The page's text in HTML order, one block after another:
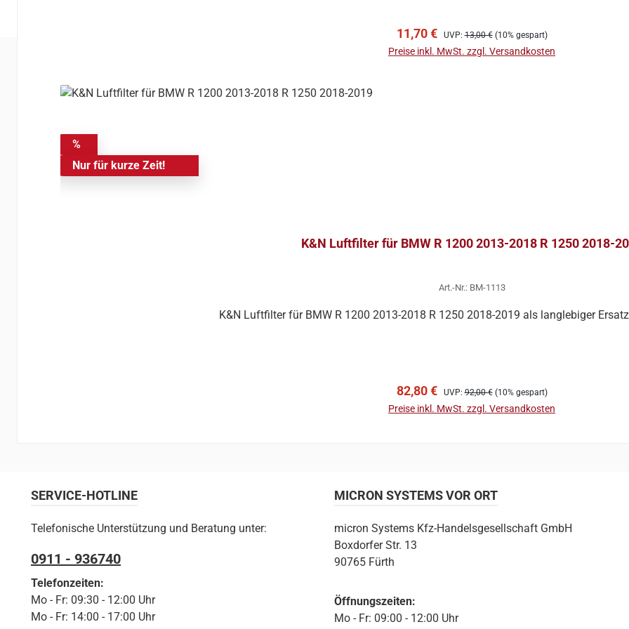
Verkaufspreis:
11,70 € Regulärer Preis:
UVP:13,00 € (10% gespart)
Preise inkl. MwSt. zzgl. Versandkosten
%
Nur für kurze Zeit!
K&N Luftfilter für BMW R 1200 2013-2018 R 1250 2018-
Art.-Nr.: BM-1113
K&N Luftfilter für BMW R 1200 2013-2018 R 1250 2018-2019 als langlebiger
Verkaufspreis:
82,80 € Regulärer Preis:
UVP:92,00 € (10% gespart)
Preise inkl. MwSt. zzgl. Versandkosten
SERVICE-HOTLINE
Telefonische Unterstützung und Beratung unter:
0911 - 936740
Telefonzeiten:
Mo - Fr: 09:30 - 12:00 Uhr
Mo - Fr: 14:00 - 17:00 Uhr
MICRON SYSTEMS VOR ORT
micron Systems Kfz-Handelsgesellschaft GmbH
Boxdorfer Str. 13
90765 Fürth
Öffnungszeiten:
Mo - Fr: 09:00 - 12:00 Uhr